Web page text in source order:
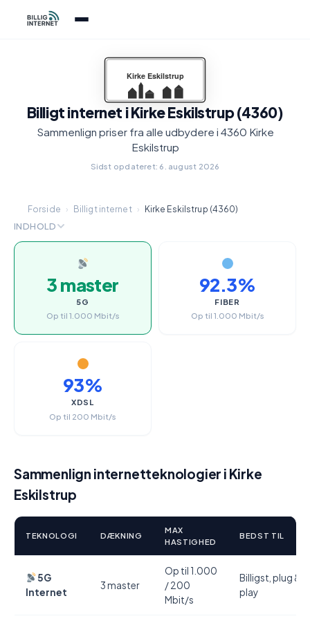
Billigt internet i Kirke Eskilstrup (4360)
Sammenlign priser fra alle udbydere i 4360 Kirke
Eskilstrup
Sidst opdateret: 6. august 2026
Forside › Billigt internet › Kirke Eskilstrup (4360)
INDHOLD
3 master
5G
Op til 1.000 Mbit/s
92.3%
FIBER
Op til 1.000 Mbit/s
93%
XDSL
Op til 200 Mbit/s
Sammenlign internetteknologier i Kirke
Eskilstrup
TEKNOLOGI DÆKNING
MAX
HASTIGHED
BEDST TIL
5G
Internet
3 master
Op til 1.000
/ 200
Mbit/s
Billigst, plug &
play